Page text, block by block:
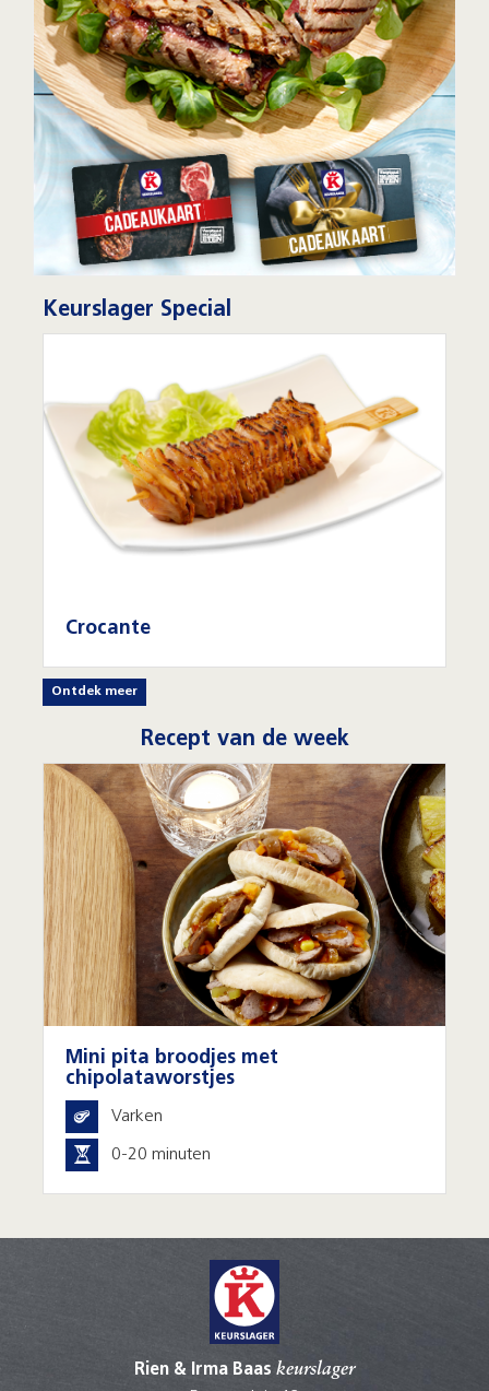
Keurslager Special
Crocante
Ontdek meer
Recept van de week
Mini pita broodjes met
chipolataworstjes
Varken
0-20 minuten
Rien & Irma Baas keurslager